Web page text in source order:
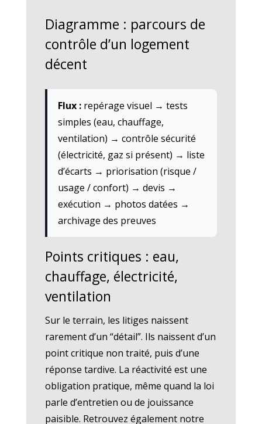
Diagramme : parcours de
contrôle d’un logement
décent
Flux :repérage visuel → tests
simples (eau, chauffage,
ventilation) → contrôle sécurité
(électricité, gaz si présent) → liste
d’écarts → priorisation (risque /
usage / confort) → devis →
exécution → photos datées →
archivage des preuves
Points critiques : eau,
chauffage, électricité,
ventilation
Sur le terrain, les litiges naissent
rarement d’un “détail”. Ils naissent d’un
point critique non traité, puis d’une
réponse tardive. La réactivité est une
obligation pratique, même quand la loi
parle d’entretien ou de jouissance
paisible. Retrouvez également notre